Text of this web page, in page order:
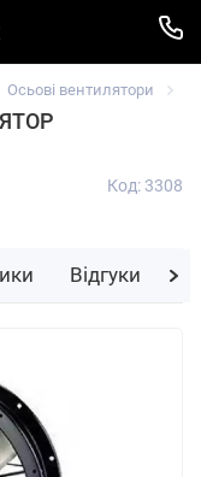
Осьові вентилятори
Код: 3308
Відгуки